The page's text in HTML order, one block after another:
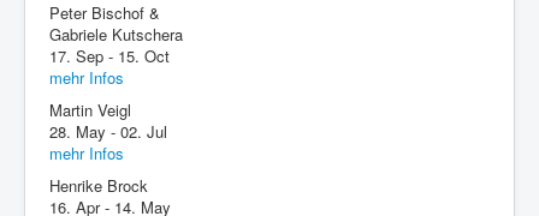
Peter Bischof &
Gabriele Kutschera
17. Sep - 15. Oct
mehr Infos
Martin Veigl
28. May - 02. Jul
mehr Infos
Henrike Brock
16. Apr - 14. May